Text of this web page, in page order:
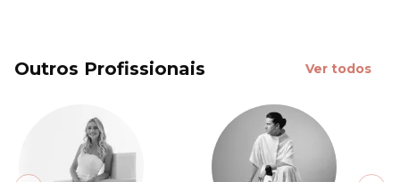
Outros Profissionais Ver todos